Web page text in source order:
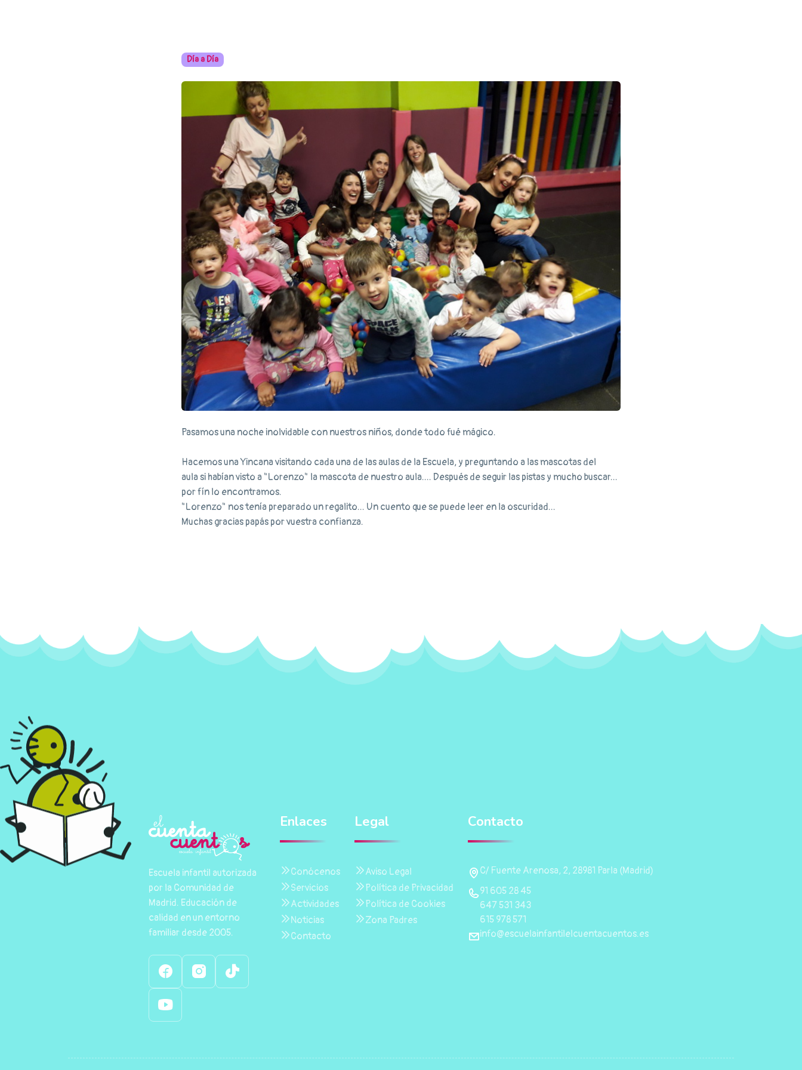
Día a Día
Pasamos una noche inolvidable con nuestros niños, donde todo fué mágico.
Hacemos una Yincana visitando cada una de las aulas de la Escuela, y preguntando a las mascotas del
aula si habían visto a "Lorenzo" la mascota de nuestro aula.... Después de seguir las pistas y mucho buscar...
por fín lo encontramos.
"Lorenzo" nos tenía preparado un regalito... Un cuento que se puede leer en la oscuridad...
Muchas gracias papás por vuestra confianza.
Escuela infantil autorizada
por la Comunidad de
Madrid. Educación de
calidad en un entorno
familiar desde 2005.
Enlaces
Conócenos
Servicios
Actividades
Noticias
Contacto
Legal
Aviso Legal
Política de Privacidad
Política de Cookies
Zona Padres
Contacto
C/ Fuente Arenosa, 2, 28981 Parla (Madrid)
91 605 28 45
647 531 343
615 978 571
info@escuelainfantilelcuentacuentos.es